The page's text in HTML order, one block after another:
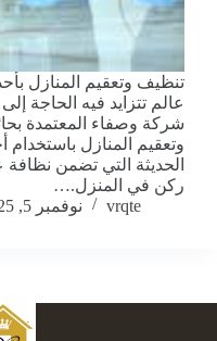
تنظيف وتعقيم المنازل
عالم تتزايد فيه الحاجة
شركة وصفاء المعتمدة
وتعقيم المنازل باستخدام
الحديثة التي تضمن
ركن في المنزل.…
vrqte
نوفمبر 5, 2025